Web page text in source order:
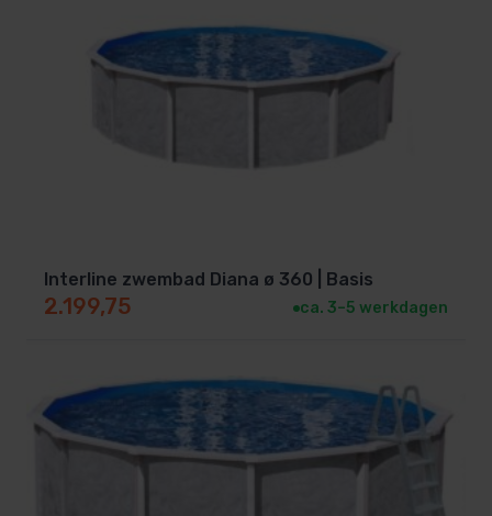
Interline zwembad Diana ø 360 | Basis
2.199,75 ca. 3–5 werkdagen